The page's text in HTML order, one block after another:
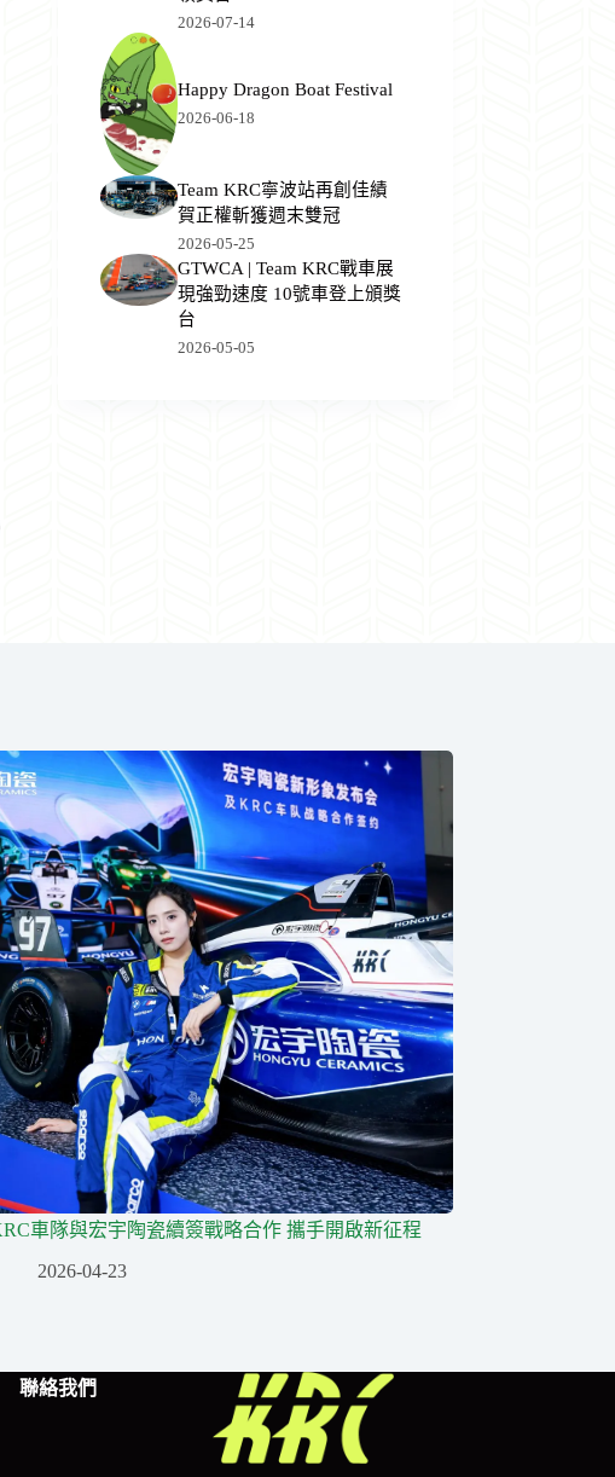
2026-07-14
Happy Dragon Boat Festival
2026-06-18
Team KRC寧波站再創佳績
賀正權斬獲週末雙冠
2026-05-25
GTWCA | Team KRC戰車展
現強勁速度 10號車登上頒獎
台
2026-05-05
車隊與宏宇陶瓷續簽戰略合作 攜手開啟新征程
2026-04-23
聯絡我們